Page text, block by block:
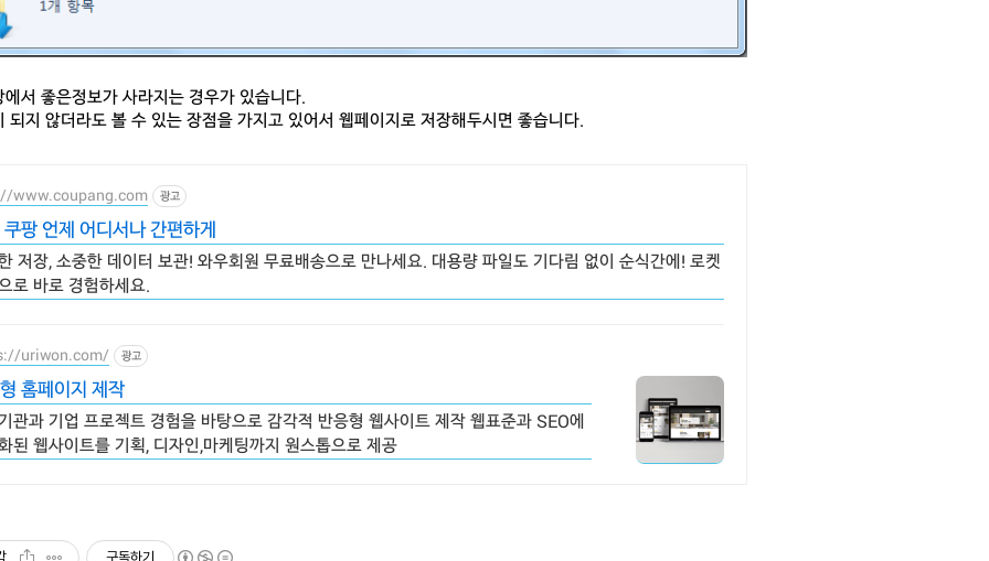
에서 좋은정보가 사라지는 경우가 있습니다.
되지 않더라도 볼 수 있는 장점을 가지고 있어서 웹페이지로 저장해두시면 좋습니다.
www.coupang.com 광고
팡 언제 어디서나 간편하게
저장, 소중한 데이터 보관! 와우회원 무료배송으로 만나세요. 대용량 파일도 기다림 없이 순식간에! 로켓
로 바로 경험하세요.
uriwon.com/ 광고
홈페이지 제작
관과 기업 프로젝트 경험을 바탕으로 감각적 반응형 웹사이트 제작 웹표준과 SEO에
된 웹사이트를 기획, 디자인,마케팅까지 원스톱으로 제공
구독하기